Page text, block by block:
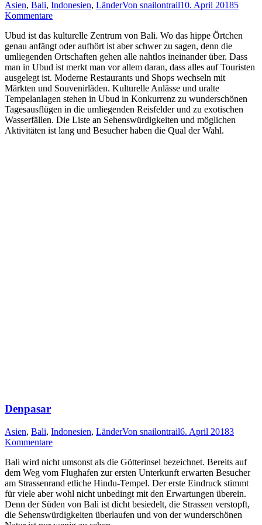
Asien, Bali, Indonesien, LänderVon snailontrail10. April 20185
Kommentare
Ubud ist das kulturelle Zentrum von Bali. Wo das hippe Örtchen
genau anfängt oder aufhört ist aber schwer zu sagen, denn die
umliegenden Ortschaften gehen alle nahtlos ineinander über. Dass
man in Ubud ist merkt man vor allem daran, dass alles auf Touristen
ausgelegt ist. Moderne Restaurants und Shops wechseln mit
Märkten und Souvenirläden. Kulturelle Anlässe und uralte
Tempelanlagen stehen in Ubud in Konkurrenz zu wunderschönen
Tagesausflügen in die umliegenden Reisfelder und zu exotischen
Wasserfällen. Die Liste an Sehenswürdigkeiten und möglichen
Aktivitäten ist lang und Besucher haben die Qual der Wahl.
Denpasar
Asien, Bali, Indonesien, LänderVon snailontrail6. April 20183
Kommentare
Bali wird nicht umsonst als die Götterinsel bezeichnet. Bereits auf
dem Weg vom Flughafen zur ersten Unterkunft erwarten Besucher
am Strassenrand etliche Hindu-Tempel. Der erste Eindruck stimmt
für viele aber wohl nicht unbedingt mit den Erwartungen überein.
Denn der Süden von Bali ist dicht besiedelt, die Strassen verstopft,
die Sehenswürdigkeiten überlaufen und von der wunderschönen